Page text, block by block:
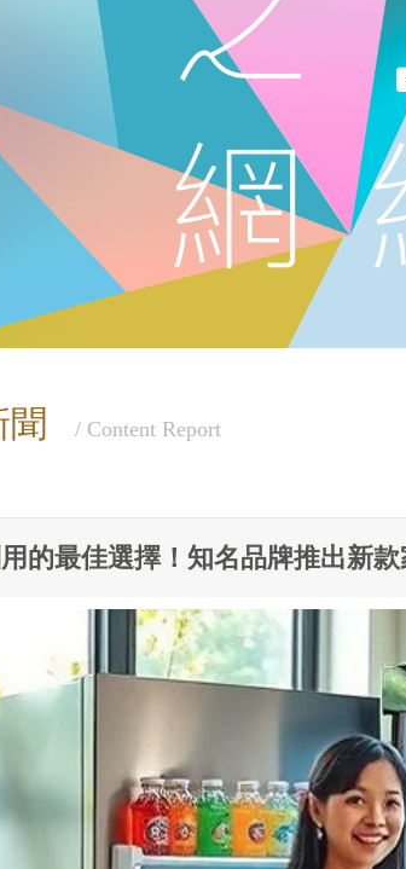
聞 / Content Report
的最佳選擇！知名品牌推出新